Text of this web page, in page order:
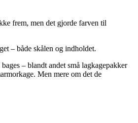
frem, men det gjorde farven til
– både skålen og indholdet.
– blandt andet små lagkagepakker
Men mere om det de